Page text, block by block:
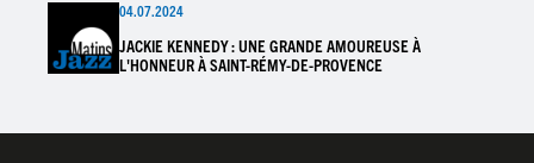
04.07.2024
JACKIE KENNEDY : UNE GRANDE AMOUREUSE À
L'HONNEUR À SAINT-RÉMY-DE-PROVENCE